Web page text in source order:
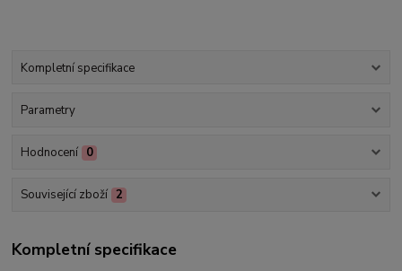
Kompletní specifikace
Parametry
Hodnocení 0
Související zboží 2
Kompletní specifikace